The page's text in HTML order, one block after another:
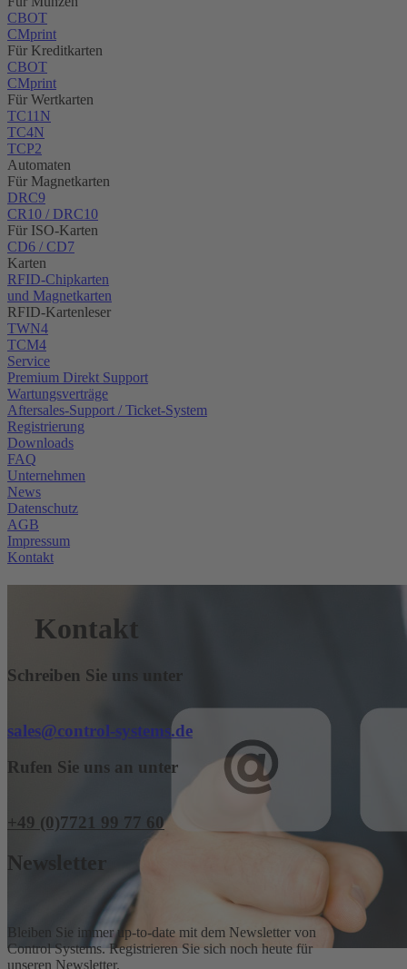
CBOT
CMprint
Für Kreditkarten
CBOT
CMprint
Für Wertkarten
TC11N
TC4N
TCP2
Automaten
Für Magnetkarten
DRC9
CR10 / DRC10
Für ISO-Karten
CD6 / CD7
Karten
RFID-Chipkarten
und Magnetkarten
RFID-Kartenleser
TWN4
TCM4
Service
Premium Direkt Support
Wartungsverträge
Aftersales-Support / Ticket-System
Registrierung
Downloads
FAQ
Unternehmen
News
Datenschutz
AGB
Impressum
Kontakt
Kontakt
Schreiben Sie uns unter
sales@control-systems.de
Rufen Sie uns an unter
+49 (0)7721 99 77 60
Newsletter
Bleiben Sie immer up-to-date mit dem News­letter von
Control Systems. Registrieren Sie sich noch heute für
unseren Newsletter.